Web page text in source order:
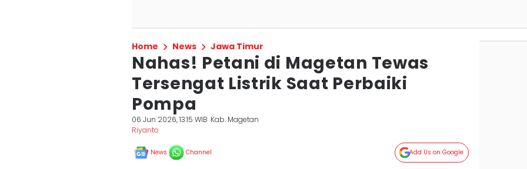
Home News Jawa Timur
Nahas! Petani di Magetan Tewas
Tersengat Listrik Saat Perbaiki
Pompa
06 Jun 2026, 13:15 WIB Kab. Magetan
Riyanto
News Channel Add Us on Google